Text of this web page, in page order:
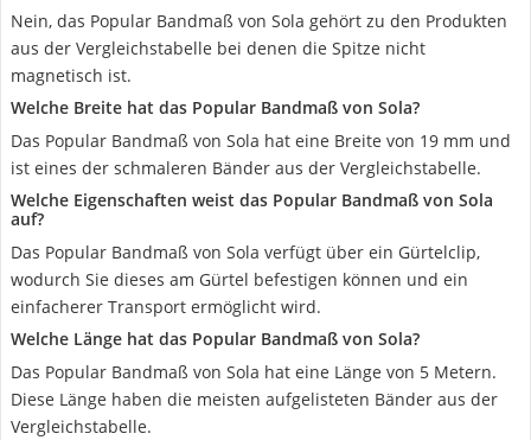
Nein, das Popular Bandmaß von Sola gehört zu den Produkten
aus der Vergleichstabelle bei denen die Spitze nicht
magnetisch ist.
Welche Breite hat das Popular Bandmaß von Sola?
Das Popular Bandmaß von Sola hat eine Breite von 19 mm und
ist eines der schmaleren Bänder aus der Vergleichstabelle.
Welche Eigenschaften weist das Popular Bandmaß von Sola
auf?
Das Popular Bandmaß von Sola verfügt über ein Gürtelclip,
wodurch Sie dieses am Gürtel befestigen können und ein
einfacherer Transport ermöglicht wird.
Welche Länge hat das Popular Bandmaß von Sola?
Das Popular Bandmaß von Sola hat eine Länge von 5 Metern.
Diese Länge haben die meisten aufgelisteten Bänder aus der
Vergleichstabelle.